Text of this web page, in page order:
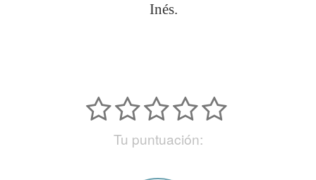
Inés.
Tu puntuación: